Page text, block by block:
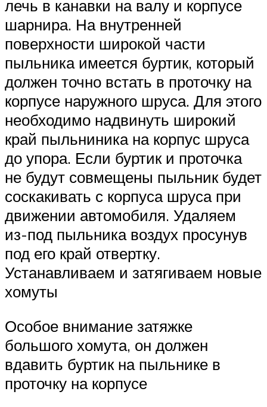
лечь в канавки на валу и корпусе
шарнира. На внутренней
поверхности широкой части
пыльника имеется буртик, который
должен точно встать в проточку на
корпусе наружного шруса. Для этого
необходимо надвинуть широкий
край пыльниника на корпус шруса
до упора. Если буртик и проточка
не будут совмещены пыльник будет
соскакивать с корпуса шруса при
движении автомобиля. Удаляем
из-под пыльника воздух просунув
под его край отвертку.
Устанавливаем и затягиваем новые
хомуты
Особое внимание затяжке
большого хомута, он должен
вдавить буртик на пыльнике в
проточку на корпусе